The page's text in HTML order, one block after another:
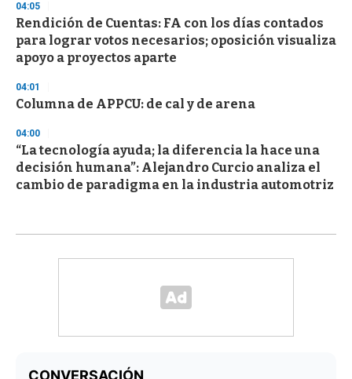
04:05
Rendición de Cuentas: FA con los días contados
para lograr votos necesarios; oposición visualiza
apoyo a proyectos aparte
04:01
Columna de APPCU: de cal y de arena
04:00
“La tecnología ayuda; la diferencia la hace una
decisión humana”: Alejandro Curcio analiza el
cambio de paradigma en la industria automotriz